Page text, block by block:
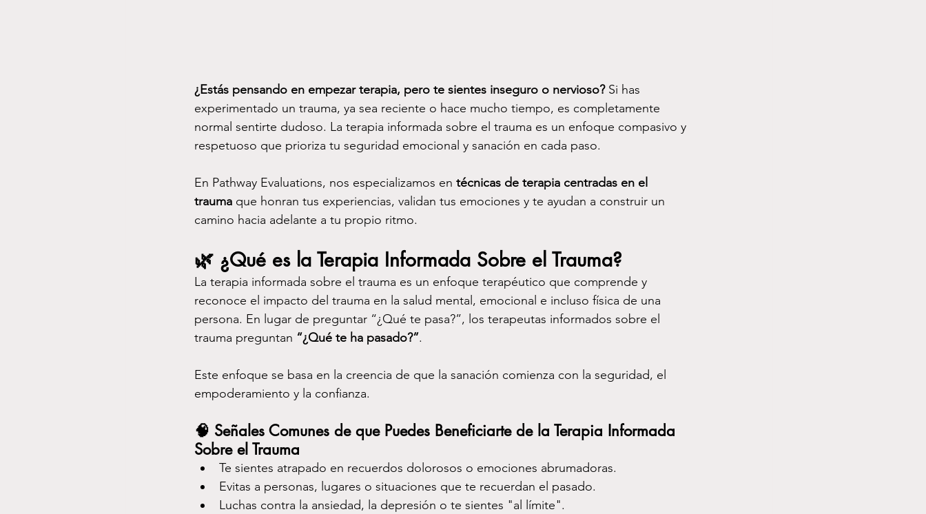
¿Estás pensando en empezar terapia, pero te sientes inseguro o nervioso? Si has
experimentado un trauma, ya sea reciente o hace mucho tiempo, es completamente
normal sentirte dudoso. La terapia informada sobre el trauma es un enfoque compasivo y
respetuoso que prioriza tu seguridad emocional y sanación en cada paso.
En Pathway Evaluations, nos especializamos en técnicas de terapia centradas en el
trauma que honran tus experiencias, validan tus emociones y te ayudan a construir un
camino hacia adelante a tu propio ritmo.
🌿 ¿Qué es la Terapia Informada Sobre el Trauma?
La terapia informada sobre el trauma es un enfoque terapéutico que comprende y
reconoce el impacto del trauma en la salud mental, emocional e incluso física de una
persona. En lugar de preguntar “¿Qué te pasa?”, los terapeutas informados sobre el
trauma preguntan “¿Qué te ha pasado?”.
Este enfoque se basa en la creencia de que la sanación comienza con la seguridad, el
empoderamiento y la confianza.
🧠 Señales Comunes de que Puedes Beneficiarte de la Terapia Informada
Sobre el Trauma
Te sientes atrapado en recuerdos dolorosos o emociones abrumadoras.
Evitas a personas, lugares o situaciones que te recuerdan el pasado.
Luchas contra la ansiedad, la depresión o te sientes "al límite".